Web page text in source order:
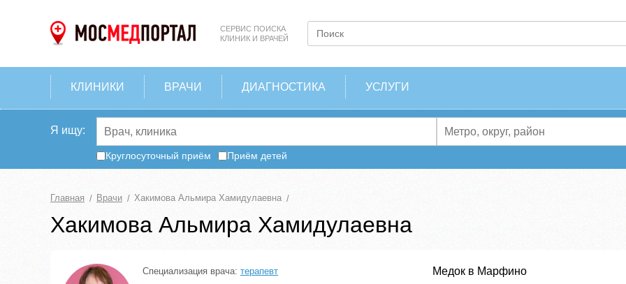
СЕРВИС ПОИСКА
КЛИНИК И ВРАЧЕЙ
КЛИНИКИ ВРАЧИ ДИАГНОСТИКА УСЛУГИ
Я ищу:
Круглосуточный приём Приём детей
Главная Врачи Хакимова Альмира Хамидулаевна
Хакимова Альмира Хамидулаевна
Специализация врача: терапевт Медок в Марфино